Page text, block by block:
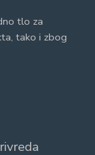
tlo za
tako i zbog